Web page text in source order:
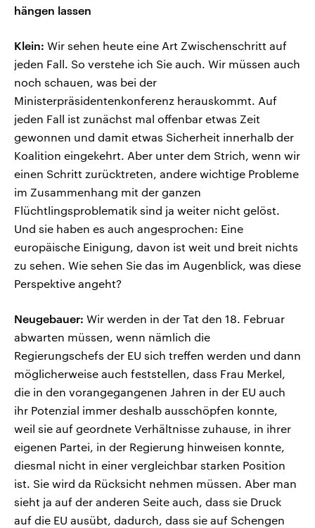
hängen lassen
Klein: Wir sehen heute eine Art Zwischenschritt auf
jeden Fall. So verstehe ich Sie auch. Wir müssen auch
noch schauen, was bei der
Ministerpräsidentenkonferenz herauskommt. Auf
jeden Fall ist zunächst mal offenbar etwas Zeit
gewonnen und damit etwas Sicherheit innerhalb der
Koalition eingekehrt. Aber unter dem Strich, wenn wir
einen Schritt zurücktreten, andere wichtige Probleme
im Zusammenhang mit der ganzen
Flüchtlingsproblematik sind ja weiter nicht gelöst.
Und sie haben es auch angesprochen: Eine
europäische Einigung, davon ist weit und breit nichts
zu sehen. Wie sehen Sie das im Augenblick, was diese
Perspektive angeht?
Neugebauer: Wir werden in der Tat den 18. Februar
abwarten müssen, wenn nämlich die
Regierungschefs der EU sich treffen werden und dann
möglicherweise auch feststellen, dass Frau Merkel,
die in den vorangegangenen Jahren in der EU auch
ihr Potenzial immer deshalb ausschöpfen konnte,
weil sie auf geordnete Verhältnisse zuhause, in ihrer
eigenen Partei, in der Regierung hinweisen konnte,
diesmal nicht in einer vergleichbar starken Position
ist. Sie wird da Rücksicht nehmen müssen. Aber man
sieht ja auf der anderen Seite auch, dass sie Druck
auf die EU ausübt, dadurch, dass sie auf Schengen